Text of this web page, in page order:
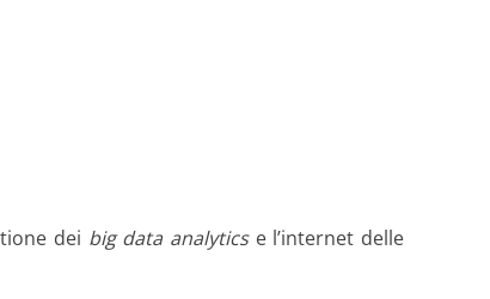
dei big data analyticse l’internet delle